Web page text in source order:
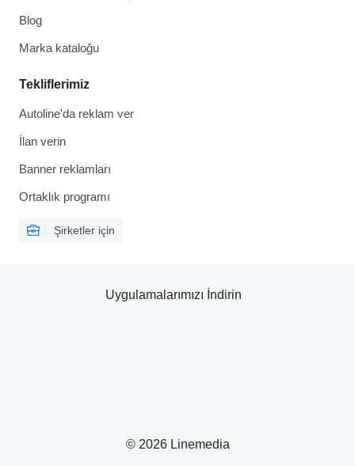
Blog
Marka kataloğu
Tekliflerimiz
Autoline'da reklam ver
İlan verin
Banner reklamları
Ortaklık programı
Şirketler için
© 2026 Linemedia
Uygulamalarımızı İndirin